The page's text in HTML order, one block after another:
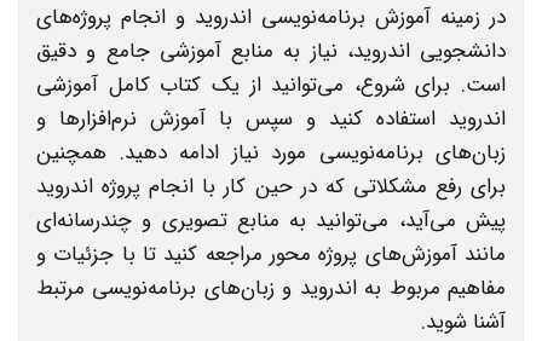
در زمینه آموزش برنامه‌نویسی اندروید و انجام پروژه‌های
دانشجویی اندروید، نیاز به منابع آموزشی جامع و دقیق
است. برای شروع، می‌توانید از یک کتاب کامل آموزشی
اندروید استفاده کنید و سپس با آموزش نرم‌افزارها و
زبان‌های برنامه‌نویسی مورد نیاز ادامه دهید. همچنین
برای رفع مشکلاتی که در حین کار با انجام پروژه‌ اندروید
پیش می‌آید، می‌توانید به منابع تصویری و چندرسانه‌ای
مانند آموزش‌های پروژه محور مراجعه کنید تا با جزئیات و
مفاهیم مربوط به اندروید و زبان‌های برنامه‌نویسی مرتبط
آشنا شوید.